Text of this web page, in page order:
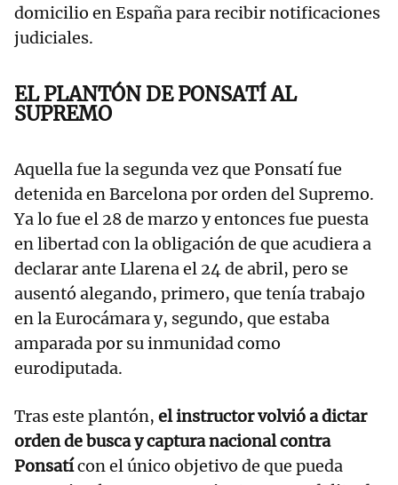
domicilio en España para recibir notificaciones
judiciales.
EL PLANTÓN DE PONSATÍ AL
SUPREMO
Aquella fue la segunda vez que Ponsatí fue
detenida en Barcelona por orden del Supremo.
Ya lo fue el 28 de marzo y entonces fue puesta
en libertad con la obligación de que acudiera a
declarar ante Llarena el 24 de abril, pero se
ausentó alegando, primero, que tenía trabajo
en la Eurocámara y, segundo, que estaba
amparada por su inmunidad como
eurodiputada.
Tras este plantón, el instructor volvió a dictar
orden de busca y captura nacional contra
Ponsatícon el único objetivo de que pueda